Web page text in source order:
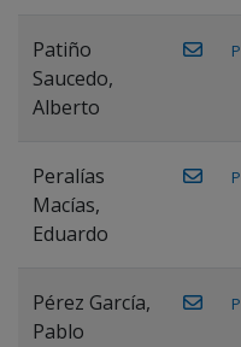
Patiño
Saucedo,
Alberto
Peralías
Macías,
Eduardo
Pérez García,
Pablo